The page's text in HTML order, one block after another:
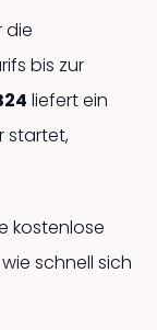
die
bis zur
liefert ein
startet,
kostenlose
schnell sich